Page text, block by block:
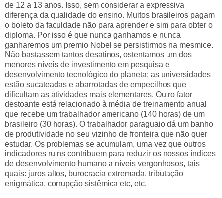
de 12 a 13 anos. Isso, sem considerar a expressiva
diferença da qualidade do ensino. Muitos brasileiros pagam
o boleto da faculdade não para aprender e sim para obter o
diploma. Por isso é que nunca ganhamos e nunca
ganharemos um premio Nobel se persistirmos na mesmice.
Não bastassem tantos desatinos, ostentamos um dos
menores níveis de investimento em pesquisa e
desenvolvimento tecnológico do planeta; as universidades
estão sucateadas e abarrotadas de empecilhos que
dificultam as atividades mais elementares. Outro fator
destoante está relacionado à média de treinamento anual
que recebe um trabalhador americano (140 horas) de um
brasileiro (30 horas). O trabalhador paraguaio dá um banho
de produtividade no seu vizinho de fronteira que não quer
estudar. Os problemas se acumulam, uma vez que outros
indicadores ruins contribuem para reduzir os nossos índices
de desenvolvimento humano a níveis vergonhosos, tais
quais: juros altos, burocracia extremada, tributação
enigmática, corrupção sistêmica etc, etc.